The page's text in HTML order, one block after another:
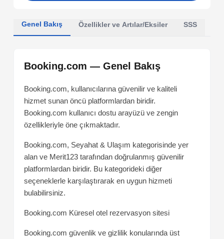
Genel Bakış Özellikler ve Artılar/Eksiler SSS
Booking.com — Genel Bakış
Booking.com, kullanıcılarına güvenilir ve kaliteli
hizmet sunan öncü platformlardan biridir.
Booking.com kullanıcı dostu arayüzü ve zengin
özellikleriyle öne çıkmaktadır.
Booking.com, Seyahat & Ulaşım kategorisinde yer
alan ve Merit123 tarafından doğrulanmış güvenilir
platformlardan biridir. Bu kategorideki diğer
seçeneklerle karşılaştırarak en uygun hizmeti
bulabilirsiniz.
Booking.com Küresel otel rezervasyon sitesi
Booking.com güvenlik ve gizlilik konularında üst